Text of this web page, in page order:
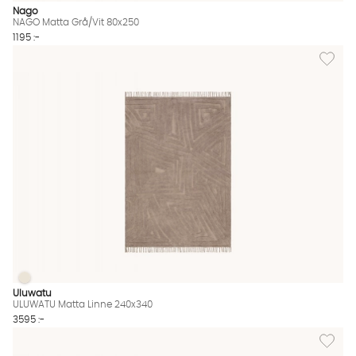
Nago
NAGO Matta Grå/Vit 80x250
1195 :-
Lägg
ULUWATU Matta Linne 240x340 Finns även i dessa färger:
ULUWATU Matta Linne 240x340
Uluwatu
ULUWATU Matta Linne 240x340
3595 :-
Lägg